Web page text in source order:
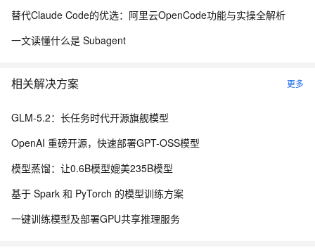
替代Claude Code的优选：阿里云OpenCode功能与实操全解析
一文读懂什么是 Subagent
相关解决方案 更多
GLM-5.2：长任务时代开源旗舰模型
OpenAI 重磅开源，快速部署GPT-OSS模型
模型蒸馏：让0.6B模型媲美235B模型
基于 Spark 和 PyTorch 的模型训练方案
一键训练模型及部署GPU共享推理服务